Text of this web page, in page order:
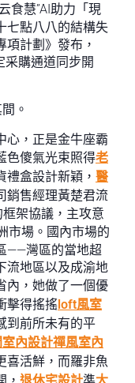
食慧”AI助力「現
七點八八的結構失
計劃》發布，
采購通道同步開
。
心，正是金牛座霸
色傻氣光束照得老
禮盒設計新穎， 醫
銷售經理黃楚君流
架協議，主攻意
市場。國內市場的
——灣區的當地超
流地區以及成渝地
內，她做了一個優
擊得搖搖loft風室
到前所未有的平
內設計禪風室內
喜活鮮，而羅非魚